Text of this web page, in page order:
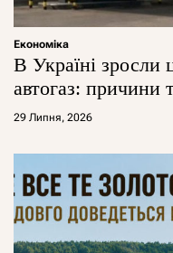
Економіка
В Україні зросли
автогаз: причини
29 Липня, 2026